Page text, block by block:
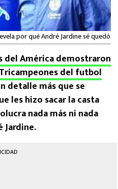
por qué André Jardine sé quedó
del América demostraron
del futbol
detalle más que se
les hizo sacar la casta
nada más ni nada
Jardine.